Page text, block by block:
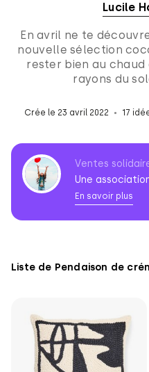
Lucile
En avril ne te
nouvelle sélection
rester bien au
rayons du
Crée le 23 avril 2022 17
Association
pour
Ventes
Une
En savoir plus
Liste de Pendaison de